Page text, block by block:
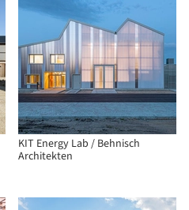
KIT Energy Lab / Behnisch
Architekten